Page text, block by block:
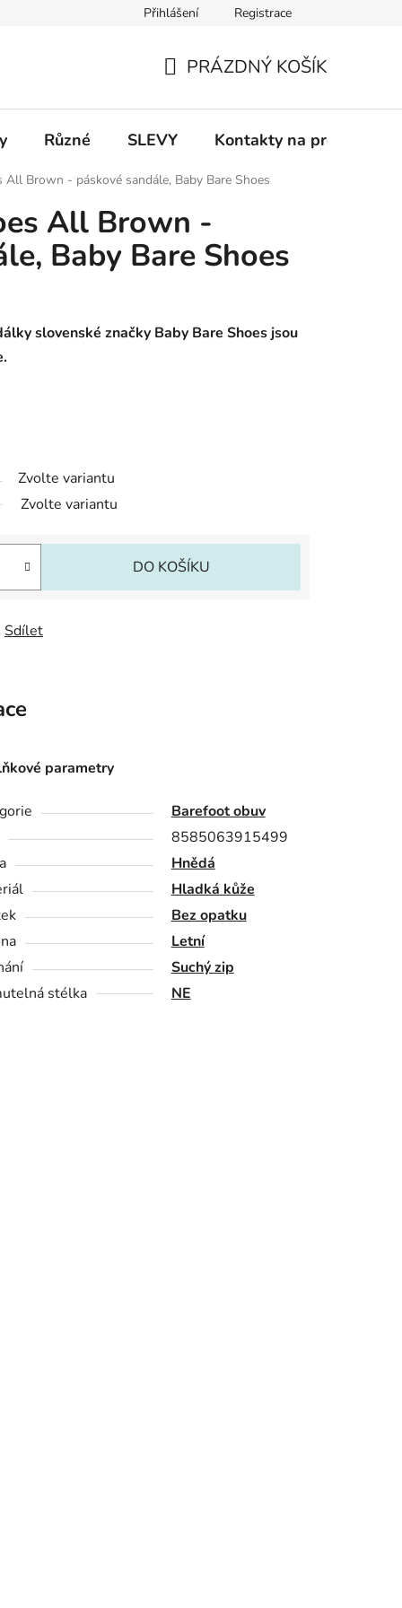
Informace k on-line platbám Odstoupení od
Přihlášení Registrace
KOŠÍK
PRÁZDNÝ KOŠÍK
Různé SLEVY Kontakty na prodejny
All Brown - páskové sandále, Baby Bare Shoes
All Brown -
Baby Bare Shoes
slovenské značky Baby Bare Shoes jsou
Zvolte variantu
Zvolte variantu
DO KOŠÍKU
Sdílet
parametry
Barefoot obuv
8585063915499
Hnědá
Hladká kůže
Bez opatku
Letní
Suchý zip
stélka
NE